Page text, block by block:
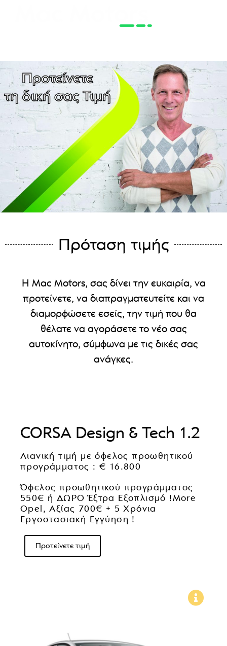
Πρόταση τιμής
Η Mac Motors, σας δίνει την ευκαιρία, να
προτείνετε, να διαπραγματευτείτε και να
διαμορφώσετε εσείς, την τιμή που θα
θέλατε να αγοράσετε το νέο σας
αυτοκίνητο, σύμφωνα με τις δικές σας
ανάγκες.
CORSA Design & Tech 1.2
Λιανική τιμή με όφελος προωθητικού
προγράμματος : € 16.800
Όφελος προωθητικού προγράμματος
550€ ή ΔΩΡΟ Έξτρα Εξοπλισμό !More
Opel, Αξίας 700€ + 5 Χρόνια
Εργοστασιακή Εγγύηση !
Προτείνετε τιμή